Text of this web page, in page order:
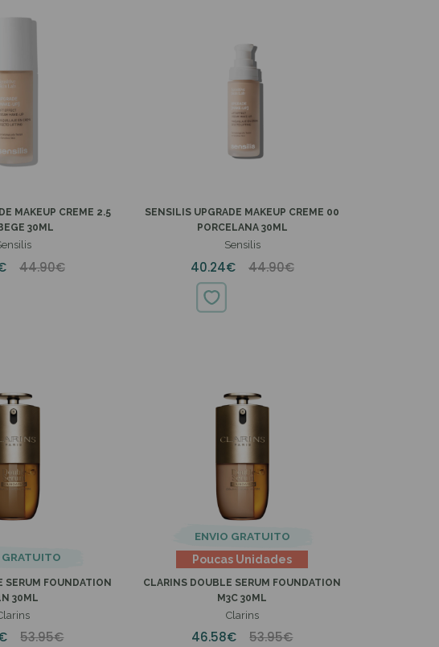
MAKEUP CREME 2.5
30ML
SENSILIS UPGRADE MAKEUP CREME 00
PORCELANA 30ML
Sensilis
40.24€
GRATUITO
SERUM FOUNDATION
30ML
Poucas Unidades
ENVIO GRATUITO
CLARINS DOUBLE SERUM FOUNDATION
M3C 30ML